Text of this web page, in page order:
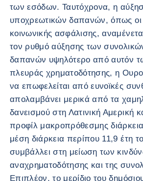
των εσόδων. Ταυτόχρονα, η
υποχρεωτικών δαπανών, όπως
κοινωνικής ασφάλισης,
τον ρυθμό αύξησης των
δαπανών υψηλότερο από αυτόν
πλευράς χρηματοδότησης, η
να επωφελείται από ευνοϊκές
απολαμβάνει μερικά από τα
δανεισμού στη Λατινική Αμερική
προφίλ μακροπρόθεσμης
μέση διάρκεια περίπου 11,9 έτη
συμβάλλει στη μείωση των
αναχρηματοδότησης και της
Επιπλέον, το μερίδιο του